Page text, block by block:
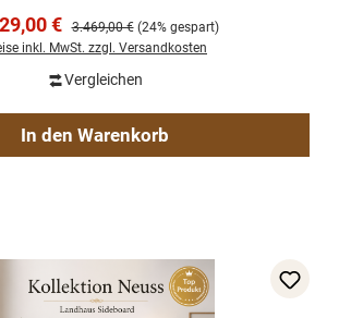
€ Regulärer Preis:
3.469,00 € (24% gespart)
inkl. MwSt. zzgl. Versandkosten
Vergleichen
In den Warenkorb